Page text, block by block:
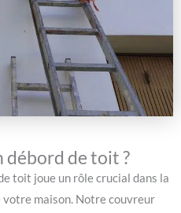
débord de toit ?
toit joue un rôle crucial dans la
maison. Notre couvreur